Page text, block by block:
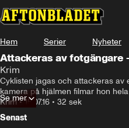
Hem Serier Nyheter
Attackeras av fotgängare
Krim
Cyklisten jagas och attackeras av
kamera på hjälmen filmar hon
Krim•15.07.16 • 32 sek
Se mer
Senast